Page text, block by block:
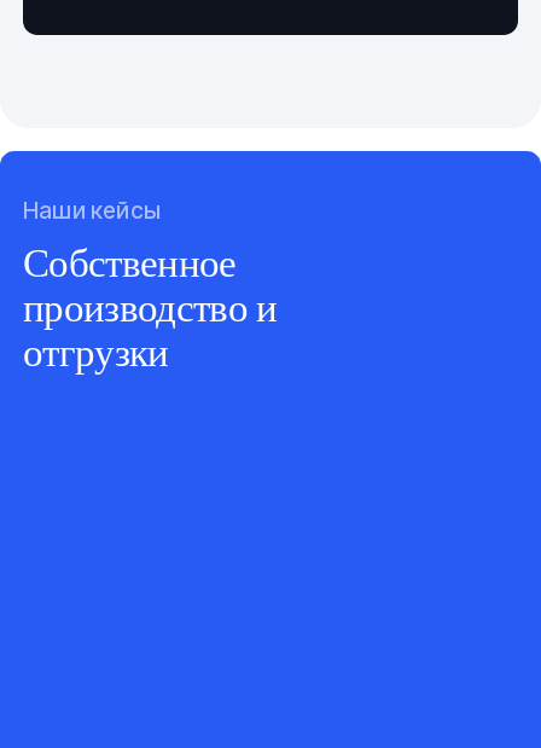
Наши кейсы
Собственное
производство и
отгрузки